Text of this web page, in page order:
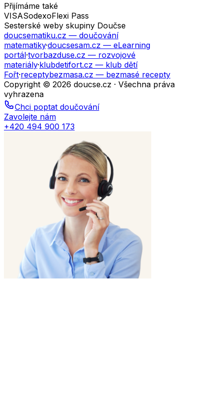
Přijímáme také
VISASodexoFlexi Pass
Sesterské weby skupiny Doučse
doucsematiku.cz — doučování
matematiky·doucsesam.cz — eLearning
portál·tvorbazduse.cz — rozvojové
materiály·klubdetifort.cz — klub dětí
Fořt·receptybezmasa.cz — bezmasé recepty
Copyright © 2026 doucse.cz · Všechna práva
vyhrazena
Chci poptat doučování
Zavolejte nám
+420 494 900 173